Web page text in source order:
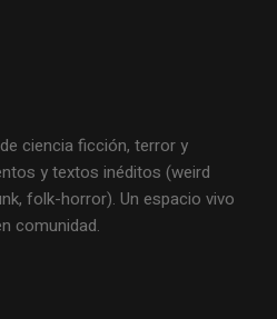
ciencia ficción, terror y
y textos inéditos (weird
folk-horror). Un espacio vivo
comunidad.